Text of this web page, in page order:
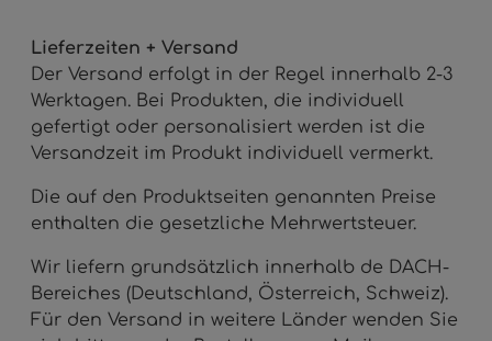
Lieferzeiten + Versand
Der Versand erfolgt in der Regel innerhalb 2-3
Werktagen. Bei Produkten, die individuell
gefertigt oder personalisiert werden ist die
Versandzeit im Produkt individuell vermerkt.
Die auf den Produktseiten genannten Preise
enthalten die gesetzliche Mehrwertsteuer.
Wir liefern grundsätzlich innerhalb de DACH-
Bereiches (Deutschland, Österreich, Schweiz).
Für den Versand in weitere Länder wenden Sie